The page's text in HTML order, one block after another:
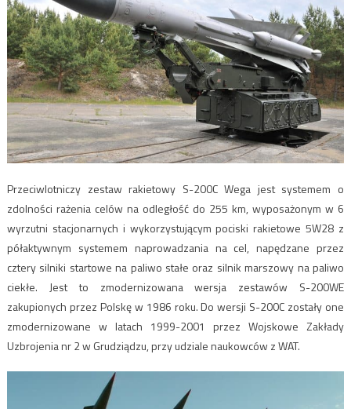
Przeciwlotniczy zestaw rakietowy S-200C Wega jest systemem o
zdolności rażenia celów na odległość do 255 km, wyposażonym w 6
wyrzutni stacjonarnych i wykorzystującym pociski rakietowe 5W28 z
półaktywnym systemem naprowadzania na cel, napędzane przez
cztery silniki startowe na paliwo stałe oraz silnik marszowy na paliwo
ciekłe. Jest to zmodernizowana wersja zestawów S-200WE
zakupionych przez Polskę w 1986 roku. Do wersji S-200C zostały one
zmodernizowane w latach 1999-2001 przez Wojskowe Zakłady
Uzbrojenia nr 2 w Grudziądzu, przy udziale naukowców z WAT.